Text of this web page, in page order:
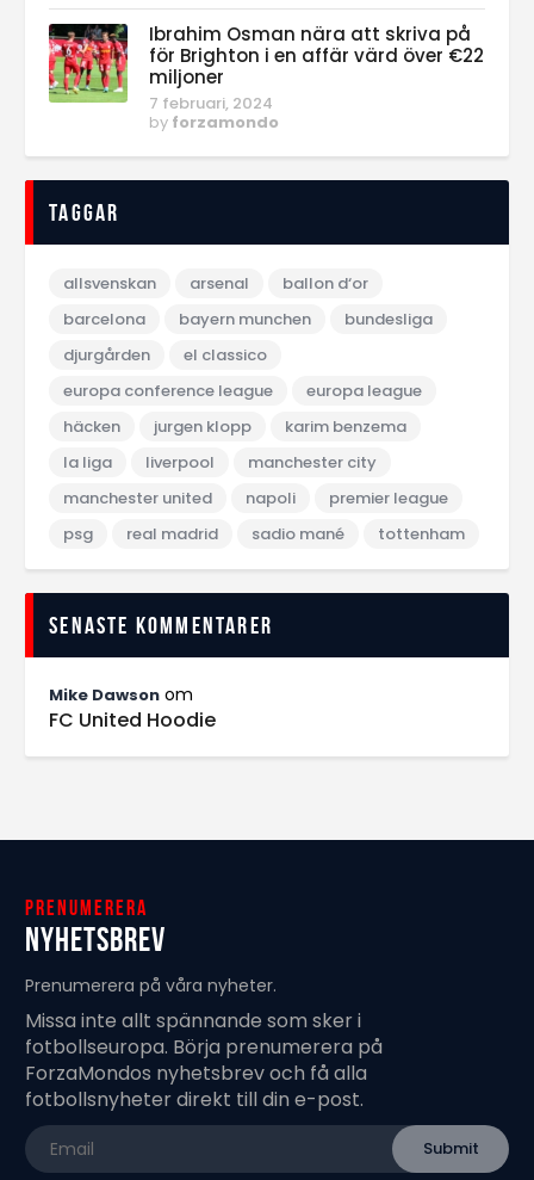
Ibrahim Osman nära att skriva på
för Brighton i en affär värd över €22
miljoner
7 februari, 2024
by forzamondo
Taggar
allsvenskan arsenal
ballon d‘or
barcelona
bayern munchen
bundesliga
djurgården
el classico
europa conference league
europa league
häcken
jurgen klopp
karim benzema
la liga
liverpool
manchester city
manchester united
napoli
premier league
psg
real madrid sadio mané tottenham
Senaste kommentarer
Mike Dawson om
FC United Hoodie
Prenumerera
Nyhetsbrev
Prenumerera på våra nyheter.
Missa inte allt spännande som sker i
fotbollseuropa. Börja prenumerera på
ForzaMondos nyhetsbrev och få alla
fotbollsnyheter direkt till din e-post.